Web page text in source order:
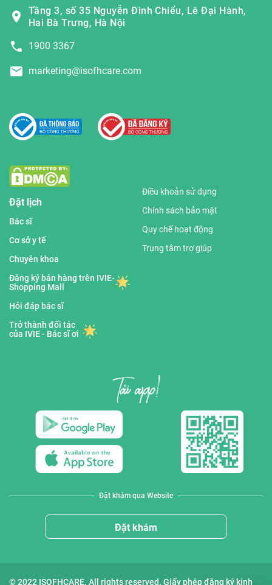
Tầng 3, số 35 Nguyễn Đình Chiểu, Lê Đại Hành,
Hai Bà Trưng, Hà Nội
1900 3367
marketing@isofhcare.com
Đặt lịch
Bác sĩ
Cơ sở y tế
Chuyên khoa
Đăng ký bán hàng trên IVIE-
Shopping Mall
Hỏi đáp bác sĩ
Trở thành đối tác
của IVIE - Bác sĩ ơi
Điều khoản sử dụng
Chính sách bảo mật
Quy chế hoạt động
Trung tâm trợ giúp
Đặt khám qua Website
Đặt khám
© 2022 ISOFHCARE. All rights reserved. Giấy phép đăng ký kinh